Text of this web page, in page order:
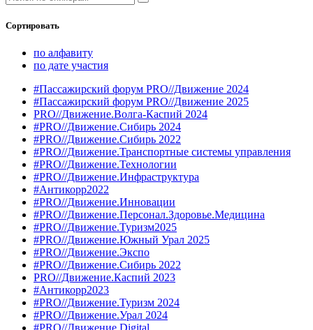
Сортировать
по алфавиту
по дате участия
#Пассажирский форум PRO//Движение 2024
#Пассажирский форум PRO//Движение 2025
PRO//Движение.Волга-Каспий 2024
#PRO//Движение.Сибирь 2024
#PRO//Движение.Сибирь 2022
#PRO//Движение.Транспортные системы управления
#PRO//Движение.Технологии
#PRO//Движение.Инфраструктура
#Антикорр2022
#PRO//Движение.Инновации
#PRO//Движение.Персонал.Здоровье.Медицина
#PRO//Движение.Туризм2025
#PRO//Движение.Южный Урал 2025
#PRO//Движение.Экспо
#PRO//Движение.Сибирь 2022
PRO//Движение.Каспий 2023
#Антикорр2023
#PRO//Движение.Туризм 2024
#PRO//Движение.Урал 2024